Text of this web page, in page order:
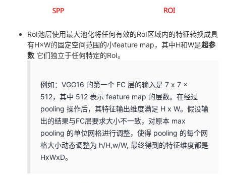
RoI池层使用最大池化将任何有效的RoI区域内的特征转换成具
有H×W的固定空间范围的小feature map，其中H和W是超参
数 它们独立于任何特定的RoI。
例如：VGG16 的第一个 FC 层的输入是 7 x 7 x
512，其中 512 表示 feature map 的层数。在经过
pooling 操作后，其特征输出维度满足 H x W。假设输
出的结果与FC层要求大小不一致，对原本 max
pooling 的单位网格进行调整，使得 pooling 的每个网
格大小动态调整为 h/H,w/W, 最终得到的特征维度都是
HxWxD。